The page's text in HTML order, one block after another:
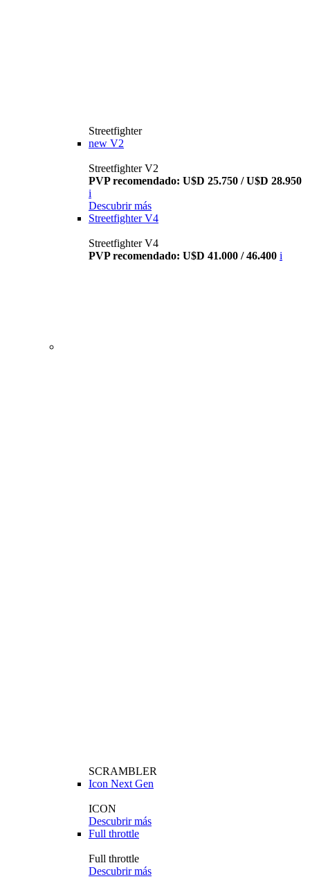
Streetfighter
new V2
Streetfighter V2
PVP recomendado: U$D 25.750 / U$D 28.950
i
Descubrir más
Streetfighter V4
Streetfighter V4
PVP recomendado: U$D 41.000 / 46.400 i
SCRAMBLER
Icon Next Gen
ICON
Descubrir más
Full throttle
Full throttle
Descubrir más